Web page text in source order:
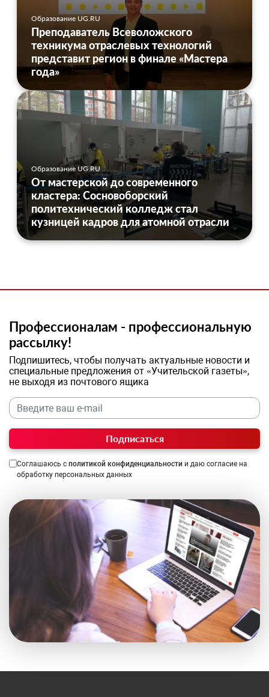
Образование UG.RU
Преподаватель Всеволожского
техникума отраслевых технологий
представит регион в финале «Мастера
года»
Образование UG.RU
От мастерской до современного
кластера: Сосновоборский
политехнический колледж стал
кузницей кадров для атомной отрасли
Профессионалам - профессиональную
рассылку!
Подпишитесь, чтобы получать актуальные новости и
специальные предложения от «Учительской газеты»,
не выходя из почтового ящика
Подписаться
Соглашаюсь с политикой конфиденциальности и даю согласие на
обработку персональных данных